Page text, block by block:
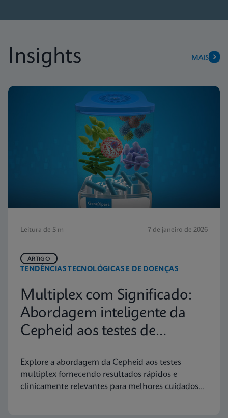
Insights MAIS
Leitura de 5 m 7 de janeiro de 2026
TENDÊNCIAS TECNOLÓGICAS E DE DOENÇAS
ARTIGO
Multiplex com Significado:
Abordagem inteligente da
Cepheid aos testes de
Explore a abordagem da Cepheid aos testes
multiplex fornecendo resultados rápidos e
clinicamente relevantes para melhores cuidados